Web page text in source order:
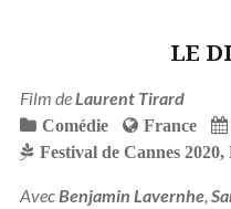
LE
Film deLaurent Tirard
Comédie France
Festival de Cannes 2020,
AvecBenjamin Lavernhe,